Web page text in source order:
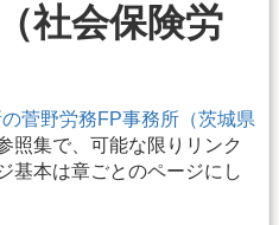
社会保険労
菅野労務FP事務所（茨城県
照集で、可能な限りリンク
基本は章ごとのページにし